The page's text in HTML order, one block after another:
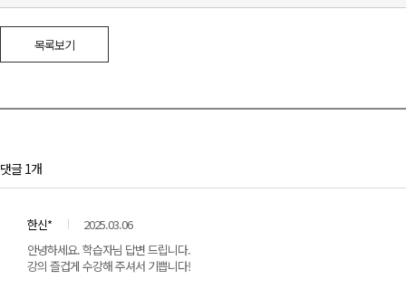
목록보기
댓글 1개
한신*
2025.03.06
안녕하세요. 학습자님 답변 드립니다.
강의 즐겁게 수강해 주셔서 기쁩니다!